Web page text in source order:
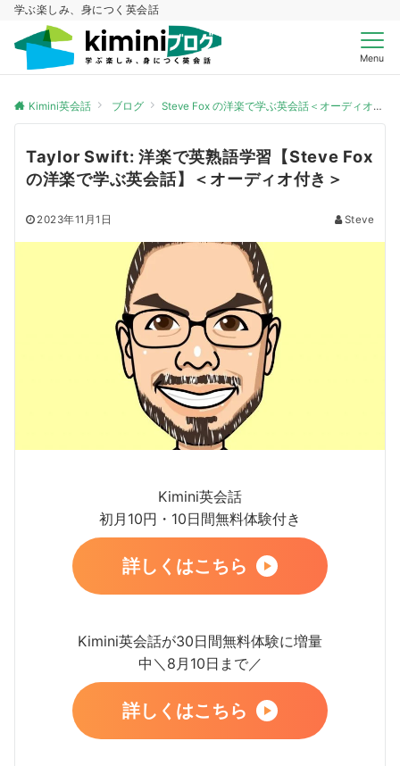
学ぶ楽しみ、身につく英会話
Menu
Kimini英会話 ブログ Steve Fox の洋楽で学ぶ英会話＜オーディオ付き＞
Taylor Swift: 洋楽で英熟語学習【Steve Fox
の洋楽で学ぶ英会話】＜オーディオ付き＞
2023年11月1日 Steve
Kimini英会話
初月10円・10日間無料体験付き
詳しくはこちら
Kimini英会話が30日間無料体験に増量
中＼8月10日まで／
詳しくはこちら